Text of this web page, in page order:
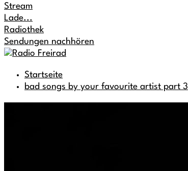
Stream
Lade...
Radiothek
Sendungen nachhören
Startseite
bad songs by your favourite artist part 3